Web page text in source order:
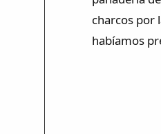
charcos por
habíamos